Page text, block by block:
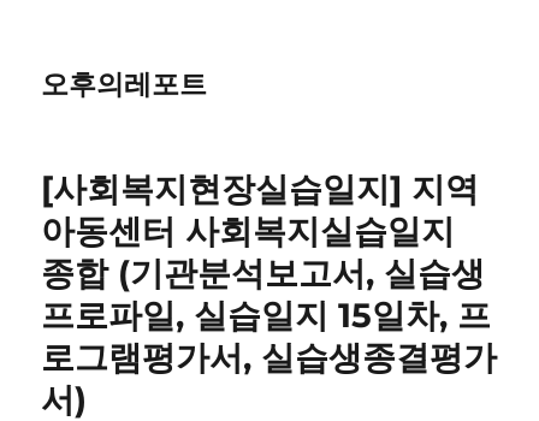
오후의레포트
[사회복지현장실습일지] 지역
아동센터 사회복지실습일지
종합 (기관분석보고서, 실습생
프로파일, 실습일지 15일차, 프
로그램평가서, 실습생종결평가
서)